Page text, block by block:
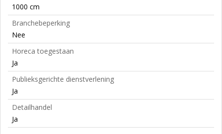
1000 cm
Branchebeperking
Nee
Horeca toegestaan
Ja
Publieksgerichte dienstverlening
Ja
Detailhandel
Ja